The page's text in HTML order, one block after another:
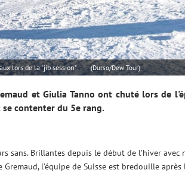
lors de la "jib session". (Durso/Dew Tour)
et Giulia Tanno ont chuté lors de
se contenter du 5e rang.
sans. Brillantes depuis le début de l’hiver
l’équipe de Suisse est bredouille